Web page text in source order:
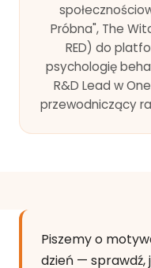
Próbna", The
RED) do
psychologię
R&D Lead w
przewodniczący
Piszemy o
dzień — sprawdź,